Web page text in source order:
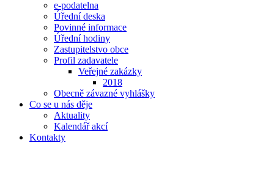
e-podatelna
Úřední deska
Povinné informace
Úřední hodiny
Zastupitelstvo obce
Profil zadavatele
Veřejné zakázky
2018
Obecně závazné vyhlášky
Co se u nás děje
Aktuality
Kalendář akcí
Kontakty